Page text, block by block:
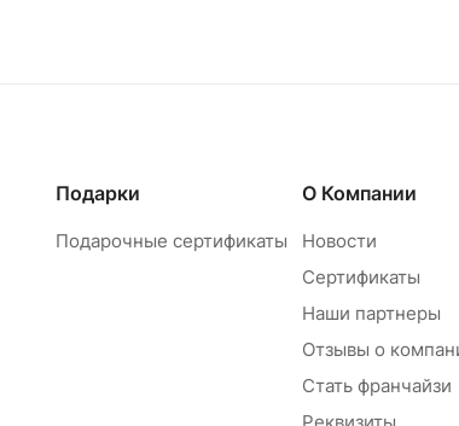
Подарки
Подарочные сертификаты
О Компании
Новости
Сертификаты
Наши партнеры
Отзывы о
Стать франчайзи